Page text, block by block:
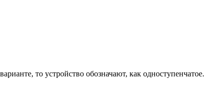
то устройство обозначают, как одноступенчатое.